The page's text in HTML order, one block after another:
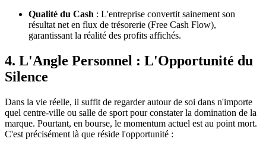
Qualité du Cash : L'entreprise convertit sainement son
résultat net en flux de trésorerie (Free Cash Flow),
garantissant la réalité des profits affichés.
4. L'Angle Personnel : L'Opportunité du
Silence
Dans la vie réelle, il suffit de regarder autour de soi dans n'importe
quel centre-ville ou salle de sport pour constater la domination de la
marque. Pourtant, en bourse, le momentum actuel est au point mort.
C'est précisément là que réside l'opportunité :